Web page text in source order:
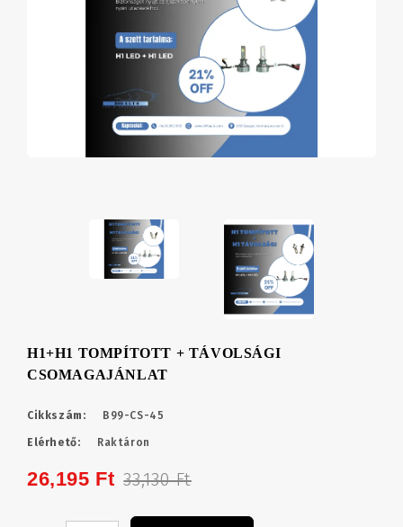
H1+H1 TOMPÍTOTT + TÁVOLSÁGI
CSOMAGAJÁNLAT
Cikkszám: B99-CS-45
Elérhető: Raktáron
26,195 Ft 33,130 Ft